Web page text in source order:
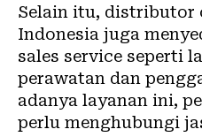
Selain itu, distributor
Indonesia juga
sales service seperti
perawatan dan
adanya layanan ini,
perlu menghubungi